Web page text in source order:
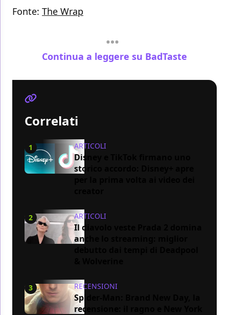
Fonte: The Wrap
Continua a leggere su BadTaste
Correlati
1 ARTICOLI
Disney e TikTok firmano uno
storico accordo: Disney+ apre
2 ARTICOLI
Il diavolo veste Prada 2 domina
anche lo streaming: miglior
3 RECENSIONI
Spider-Man: Brand New Day, la
recensione: il ragno e New York